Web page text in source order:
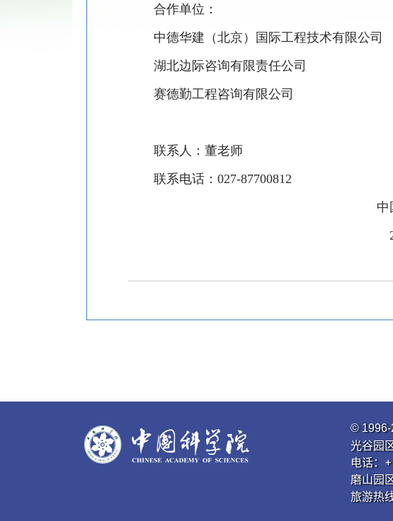
合作单位：
中德华建（北京）国际工程技术有限公司
湖北边际咨询有限责任公司
赛德勤工程咨询有限公司
联系人：董老师
联系电话： 027-87700812
中
© 1996-
光谷园
电话：
磨山园
旅游热